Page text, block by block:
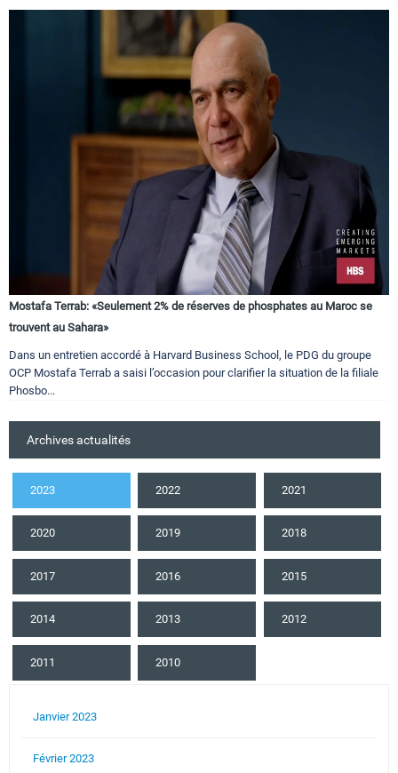
Mostafa Terrab: «Seulement 2% de réserves de phosphates au Maroc se
trouvent au Sahara»
Dans un entretien accordé à Harvard Business School, le PDG du groupe
OCP Mostafa Terrab a saisi l’occasion pour clarifier la situation de la filiale
Phosbo...
Archives actualités
2023 2022 2021
2020 2019 2018
2017 2016 2015
2014 2013 2012
2011 2010
Janvier 2023
Février 2023